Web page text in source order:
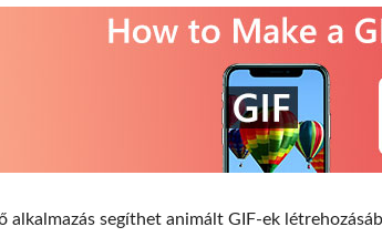
alkalmazás segíthet animált GIF-ek